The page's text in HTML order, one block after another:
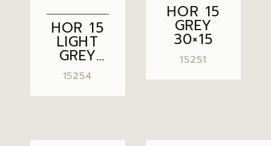
HOR 15
LIGHT
GREY
30×15
15254
HOR 15
GREY
30×15
15251